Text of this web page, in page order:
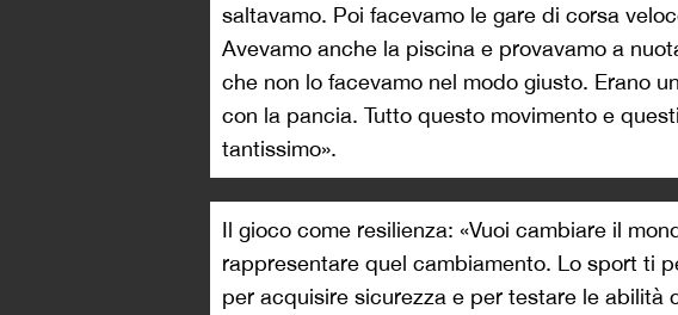
saltavamo. Poi facevamo le gare di corsa
Avevamo anche la piscina e provavamo a
che non lo facevamo nel modo giusto. Erano
con la pancia. Tutto questo movimento e
tantissimo».
Il gioco come resilienza: «Vuoi cambiare il
rappresentare quel cambiamento. Lo sport ti
per acquisire sicurezza e per testare le abilità